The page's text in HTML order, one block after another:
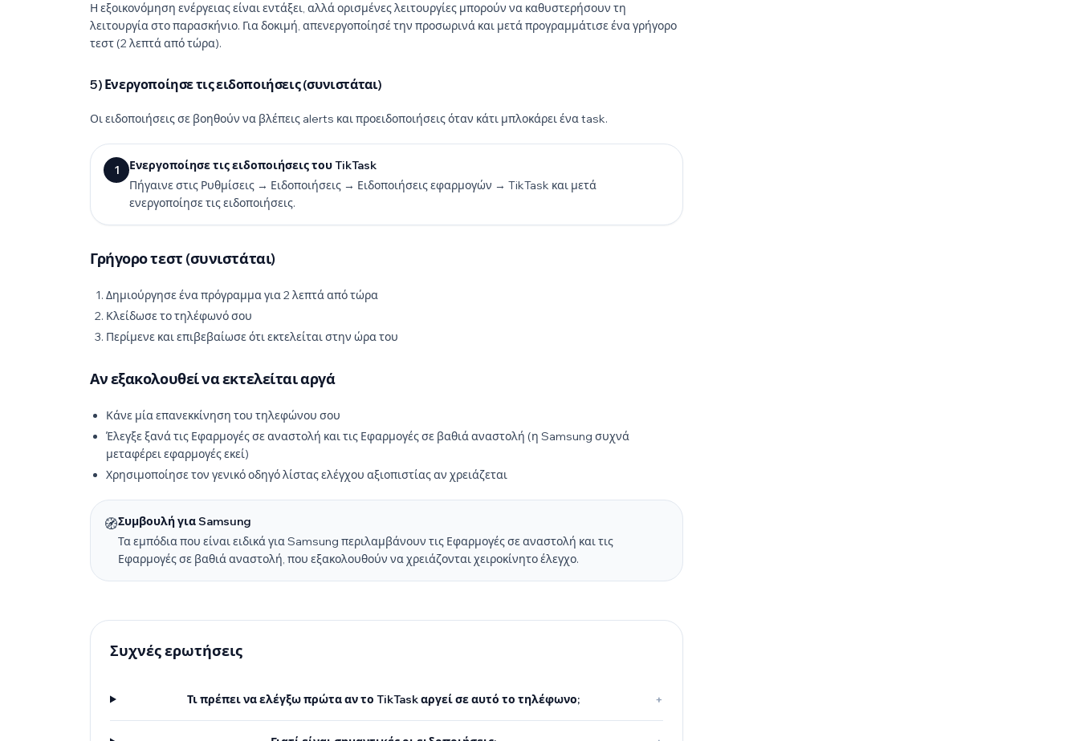
Η εξοικονόμηση ενέργειας είναι εντάξει, αλλά ορισμένες λειτουργίες μπορούν να καθυστερήσουν τη
λειτουργία στο παρασκήνιο. Για δοκιμή, απενεργοποίησέ την προσωρινά και μετά προγραμμάτισε ένα γρήγορο
τεστ (2 λεπτά από τώρα).
5) Ενεργοποίησε τις ειδοποιήσεις (συνιστάται)
Οι ειδοποιήσεις σε βοηθούν να βλέπεις alerts και προειδοποιήσεις όταν κάτι μπλοκάρει ένα task.
1
Ενεργοποίησε τις ειδοποιήσεις του TikTask
Πήγαινε στις Ρυθμίσεις → Ειδοποιήσεις → Ειδοποιήσεις εφαρμογών → TikTask και μετά
ενεργοποίησε τις ειδοποιήσεις.
Γρήγορο τεστ (συνιστάται)
Δημιούργησε ένα πρόγραμμα για 2 λεπτά από τώρα
Κλείδωσε το τηλέφωνό σου
Περίμενε και επιβεβαίωσε ότι εκτελείται στην ώρα του
Αν εξακολουθεί να εκτελείται αργά
Κάνε μία επανεκκίνηση του τηλεφώνου σου
Έλεγξε ξανά τις Εφαρμογές σε αναστολή και τις Εφαρμογές σε βαθιά αναστολή (η Samsung συχνά
μεταφέρει εφαρμογές εκεί)
Χρησιμοποίησε τον γενικό οδηγό λίστας ελέγχου αξιοπιστίας αν χρειάζεται
🧭Συμβουλή για Samsung
Τα εμπόδια που είναι ειδικά για Samsung περιλαμβάνουν τις Εφαρμογές σε αναστολή και τις
Εφαρμογές σε βαθιά αναστολή, που εξακολουθούν να χρειάζονται χειροκίνητο έλεγχο.
Συχνές ερωτήσεις
Τι πρέπει να ελέγξω πρώτα αν το TikTask αργεί σε αυτό το τηλέφωνο; +